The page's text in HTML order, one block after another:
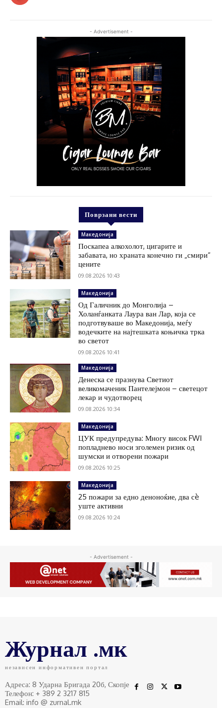
- Advertisement -
Поврзани вести
Македонија
Поскапеа алкохолот, цигарите и
забавата, но храната конечно ги „смири“
цените
09.08.2026 10:43
Македонија
Од Галичник до Монголија –
Холанѓанката Лаура ван Лар, која се
подготвуваше во Македонија, меѓу
водечките на најтешката коњичка трка
во светот
09.08.2026 10:41
Македонија
Денеска се празнува Светиот
великомаченик Пантелејмон – светецот
лекар и чудотворец
09.08.2026 10:34
Македонија
ЦУК предупредува: Многу висок FWI
попладнево носи зголемен ризик од
шумски и отворени пожари
09.08.2026 10:25
Македонија
25 пожари за едно деноноќие, два сè
уште активни
09.08.2026 10:24
- Advertisement -
Журнал .мк
независен информативен портал
Адреса: 8 Ударна Бригада 20б, Скопје
Телефон: + 389 2 3217 815
Email: info @ zurnal.mk